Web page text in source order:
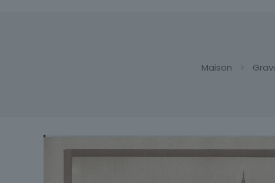
Maison